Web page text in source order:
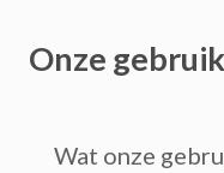
Onze
Wat onze